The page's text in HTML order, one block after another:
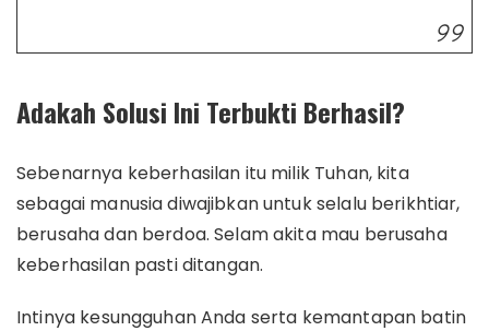
Adakah Solusi Ini Terbukti Berhasil?
Sebenarnya keberhasilan itu milik Tuhan, kita
sebagai manusia diwajibkan untuk selalu berikhtiar,
berusaha dan berdoa. Selam akita mau berusaha
keberhasilan pasti ditangan.
Intinya kesungguhan Anda serta kemantapan batin